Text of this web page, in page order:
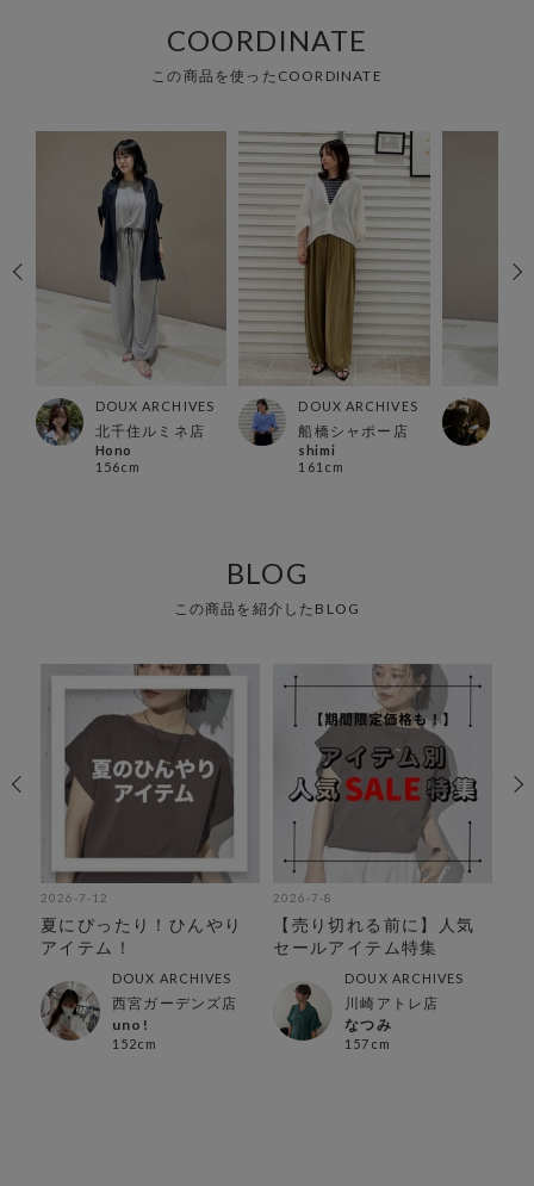
COORDINATE
この商品を使ったCOORDINATE
DOUX ARCHIVES
北千住ルミネ店
Hono
156cm
DOUX ARCHIVES
船橋シャポー店
shimi
161cm
BLOG
この商品を紹介したBLOG
2026-7-12
夏にぴったり！ひんやり
アイテム！
DOUX ARCHIVES
西宮ガーデンズ店
uno!
152cm
2026-7-8
【売り切れる前に】人気
セールアイテム特集
DOUX ARCHIVES
川崎アトレ店
なつみ
157cm